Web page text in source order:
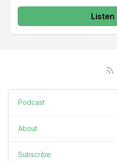
Listen
Podcast
About
Subscribe